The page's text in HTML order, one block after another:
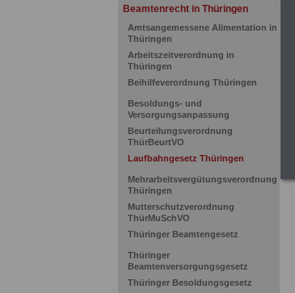
Beamtenrecht in Thüringen
Amtsangemessene Alimentation in
Thüringen
Arbeitszeitverordnung in
Thüringen
Beihilfeverordnung Thüringen
Besoldungs- und
Versorgungsanpassung
Beurteilungsverordnung
ThürBeurtVO
Laufbahngesetz Thüringen
Mehrarbeitsvergütungsverordnung
Thüringen
Mutterschutzverordnung
ThürMuSchVO
Thüringer Beamtengesetz
Thüringer
Beamtenversorgungsgesetz
Thüringer Besoldungsgesetz